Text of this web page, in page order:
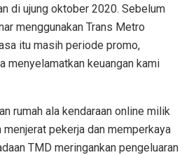
di ujung oktober 2020. Sebelum
menggunakan Trans Metro
itu masih periode promo,
menyelamatkan keuangan kami
rumah ala kendaraan online milik
menjerat pekerja dan memperkaya
TMD meringankan pengeluaran